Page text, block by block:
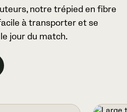
notre trépied en fibre
à transporter et se
jour du match.